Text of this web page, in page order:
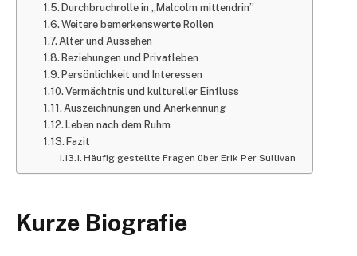
Durchbruchrolle in „Malcolm mittendrin”
Weitere bemerkenswerte Rollen
Alter und Aussehen
Beziehungen und Privatleben
Persönlichkeit und Interessen
Vermächtnis und kultureller Einfluss
Auszeichnungen und Anerkennung
Leben nach dem Ruhm
Fazit
Häufig gestellte Fragen über Erik Per Sullivan
Kurze Biografie